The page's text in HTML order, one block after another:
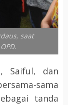
saat
Saiful, dan
sama
tanda